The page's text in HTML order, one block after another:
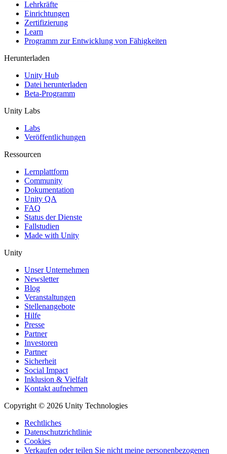
XR-Spiele
XR-Spiele plattformübergreifend starten
Multiplayer-Spiele
Vereinfachte Entwicklung von Multiplayer-Spielen
Lehrkräfte
Einrichtungen
Zertifizierung
Learn
Programm zur Entwicklung von Fähigkeiten
Herunterladen
Unity Hub
Datei herunterladen
Beta-Programm
Unity Labs
Labs
Veröffentlichungen
Ressourcen
Lernplattform
Community
Dokumentation
Unity QA
FAQ
Status der Dienste
Fallstudien
Made with Unity
Unity
Unser Unternehmen
Newsletter
Blog
Veranstaltungen
Stellenangebote
Hilfe
Presse
Partner
Investoren
Partner
Sicherheit
Social Impact
Inklusion & Vielfalt
Kontakt aufnehmen
Copyright © 2026 Unity Technologies
Rechtliches
Datenschutzrichtlinie
Cookies
Verkaufen oder teilen Sie nicht meine personenbezogenen